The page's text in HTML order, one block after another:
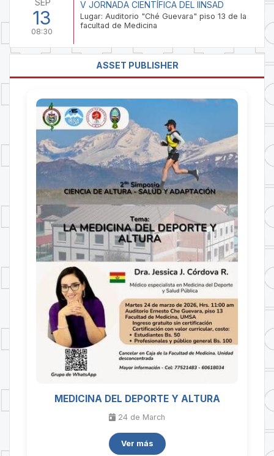
SEP
13
08:30
V JORNADA CIENTÍFICA DEL IINSAD
Lugar: Auditorio "Ché Guevara" piso 13 de la
facultad de Medicina
ASSET PUBLISHER
MEDICINA DEL DEPORTE Y ALTURA
24 de March
Ver más